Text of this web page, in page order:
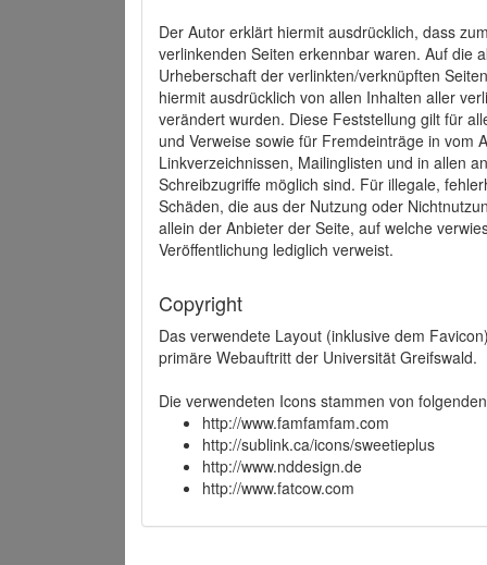
Der Autor erklärt hiermit ausdrücklich, dass
verlinkenden Seiten erkennbar waren. Auf die
Urheberschaft der verlinkten/verknüpften
hiermit ausdrücklich von allen Inhalten aller
verändert wurden. Diese Feststellung gilt für
und Verweise sowie für Fremdeinträge in vom
Linkverzeichnissen, Mailinglisten und in allen
Schreibzugriffe möglich sind. Für illegale,
Schäden, die aus der Nutzung oder
allein der Anbieter der Seite, auf welche
Veröffentlichung lediglich verweist.
Copyright
Das verwendete Layout (inklusive dem
primäre Webauftritt der Universität Greifswald.
Die verwendeten Icons stammen von
http://www.famfamfam.com
http://sublink.ca/icons/sweetieplus
http://www.nddesign.de
http://www.fatcow.com